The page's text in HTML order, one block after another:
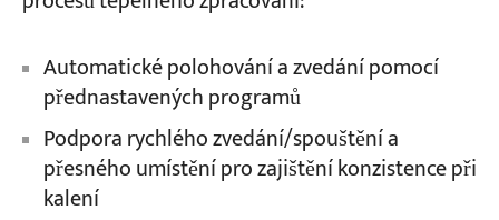
Automatické polohování a zvedání pomocí
přednastavených programů
Podpora rychlého zvedání/spouštění a
přesného umístění pro zajištění konzistence při
kalení